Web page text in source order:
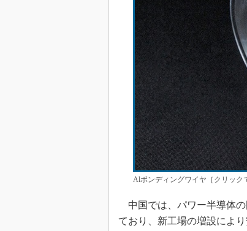
Alボンディングワイヤ［クリック
中国では、パワー半導体
ており、新工場の増設によ